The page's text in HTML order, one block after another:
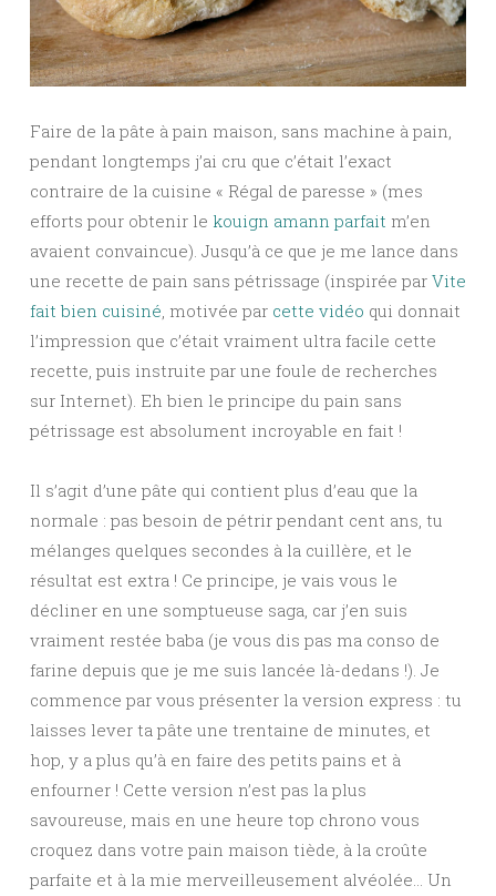
Faire de la pâte à pain maison, sans machine à pain,
pendant longtemps j’ai cru que c’était l’exact
contraire de la cuisine « Régal de paresse » (mes
efforts pour obtenir le kouign amann parfait m’en
avaient convaincue). Jusqu’à ce que je me lance dans
une recette de pain sans pétrissage (inspirée par Vite
fait bien cuisiné , motivée par cette vidéo qui donnait
l’impression que c’était vraiment ultra facile cette
recette, puis instruite par une foule de recherches
sur Internet). Eh bien le principe du pain sans
pétrissage est absolument incroyable en fait !
Il s’agit d’une pâte qui contient plus d’eau que la
normale : pas besoin de pétrir pendant cent ans, tu
mélanges quelques secondes à la cuillère, et le
résultat est extra ! Ce principe, je vais vous le
décliner en une somptueuse saga, car j’en suis
vraiment restée baba (je vous dis pas ma conso de
farine depuis que je me suis lancée là-dedans !). Je
commence par vous présenter la version express : tu
laisses lever ta pâte une trentaine de minutes, et
hop, y a plus qu’à en faire des petits pains et à
enfourner ! Cette version n’est pas la plus
savoureuse, mais en une heure top chrono vous
croquez dans votre pain maison tiède, à la croûte
parfaite et à la mie merveilleusement alvéolée… Un